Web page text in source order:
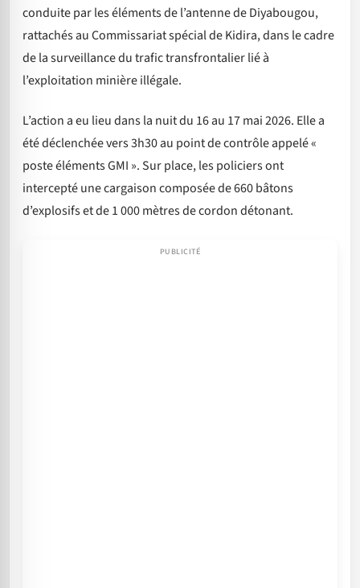
conduite par les éléments de l’antenne de Diyabougou,
rattachés au Commissariat spécial de Kidira, dans le cadre
de la surveillance du trafic transfrontalier lié à
l’exploitation minière illégale.
L’action a eu lieu dans la nuit du 16 au 17 mai 2026. Elle a
été déclenchée vers 3h30 au point de contrôle appelé «
poste éléments GMI ». Sur place, les policiers ont
intercepté une cargaison composée de 660 bâtons
d’explosifs et de 1 000 mètres de cordon détonant.